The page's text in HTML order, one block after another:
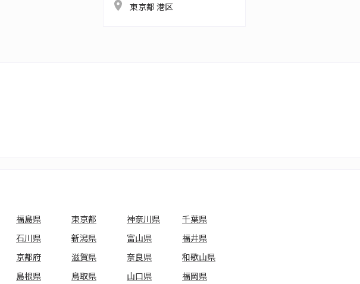
東京都 港区
福島県 東京都 神奈川県
千葉県
石川県 新潟県 富山県
福井県
京都府 滋賀県 奈良県
和歌山県
島根県 鳥取県 山口県
福岡県